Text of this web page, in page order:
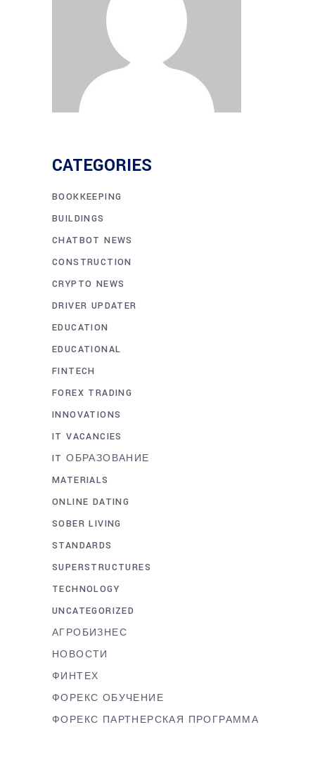
CATEGORIES
BOOKKEEPING
BUILDINGS
CHATBOT NEWS
CONSTRUCTION
CRYPTO NEWS
DRIVER UPDATER
EDUCATION
EDUCATIONAL
FINTECH
FOREX TRADING
INNOVATIONS
IT VACANCIES
IT ОБРАЗОВАНИЕ
MATERIALS
ONLINE DATING
SOBER LIVING
STANDARDS
SUPERSTRUCTURES
TECHNOLOGY
UNCATEGORIZED
АГРОБИЗНЕС
НОВОСТИ
ФИНТЕХ
ФОРЕКС ОБУЧЕНИЕ
ФОРЕКС ПАРТНЕРСКАЯ ПРОГРАММА